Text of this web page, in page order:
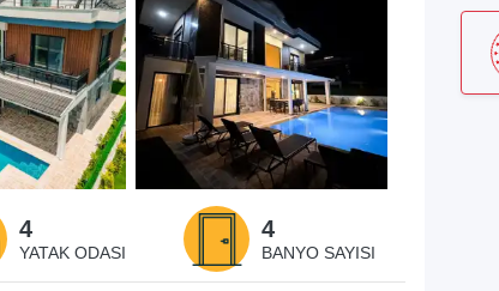
4
YATAK ODASI
4
BANYO SAYISI